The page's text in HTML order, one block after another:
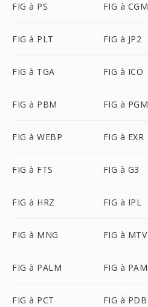
FIG à PS FIG à CGM
FIG à PLT FIG à JP2
FIG à TGA FIG à ICO
FIG à PBM FIG à PGM
FIG à WEBP FIG à EXR
FIG à FTS FIG à G3
FIG à HRZ FIG à IPL
FIG à MNG FIG à MTV
FIG à PALM FIG à PAM
FIG à PCT FIG à PDB